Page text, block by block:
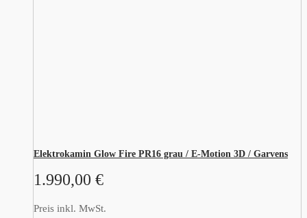
Elektrokamin Glow Fire PR16 grau / E-Motion 3D / Garvens
1.990,00 €
Preis inkl. MwSt.